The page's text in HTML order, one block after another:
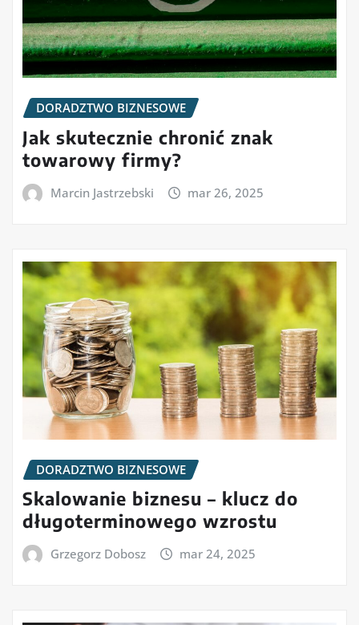
DORADZTWO BIZNESOWE
Jak skutecznie chronić znak
towarowy firmy?
Marcin Jastrzebski mar 26, 2025
DORADZTWO BIZNESOWE
Skalowanie biznesu – klucz do
długoterminowego wzrostu
Grzegorz Dobosz mar 24, 2025